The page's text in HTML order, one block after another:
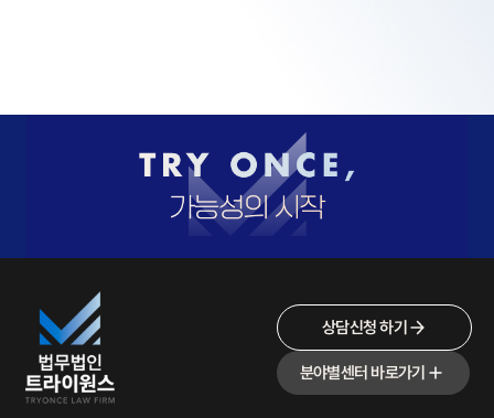
상담신청 하기
분야별센터 바로가기